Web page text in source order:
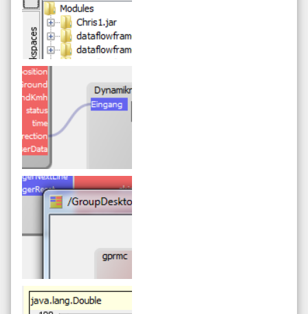
Workspace
Hierarchische Workspaces